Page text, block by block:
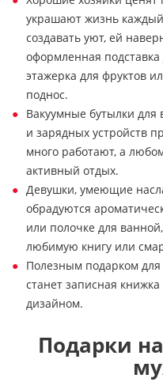
украшают жизнь
создавать уют, ей
оформленная
этажерка для фруктов
поднос.
Вакуумные бутылки для
и зарядных устройств
много работают, а
активный отдых.
Девушки, умеющие
обрадуются
или полочке для
любимую книгу или
Полезным подарком
станет записная
дизайном.
Подарки